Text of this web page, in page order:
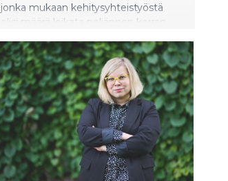
jonka mukaan kehitysyhteistyöstä
olisi määrä leikata neljännen kerran
leikkaukset olisivat yli 100 miljoonaa
euroa. Kehitysjärjestöjen kattojärjestö
Fingon mukaan tämä on
yksiselitteisesti väärä linja.